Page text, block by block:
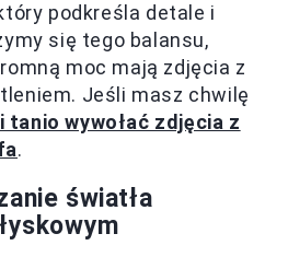
podkreśla detale i
się tego balansu,
moc mają zdjęcia z
Jeśli masz chwilę
tanio wywołać zdjęcia z
.
światła